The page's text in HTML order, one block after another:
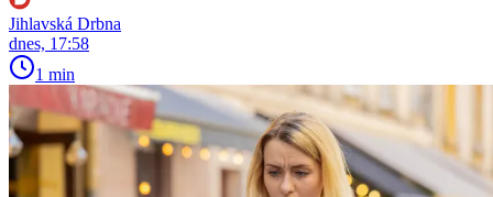
Jihlavská Drbna
dnes, 17:58
1 min